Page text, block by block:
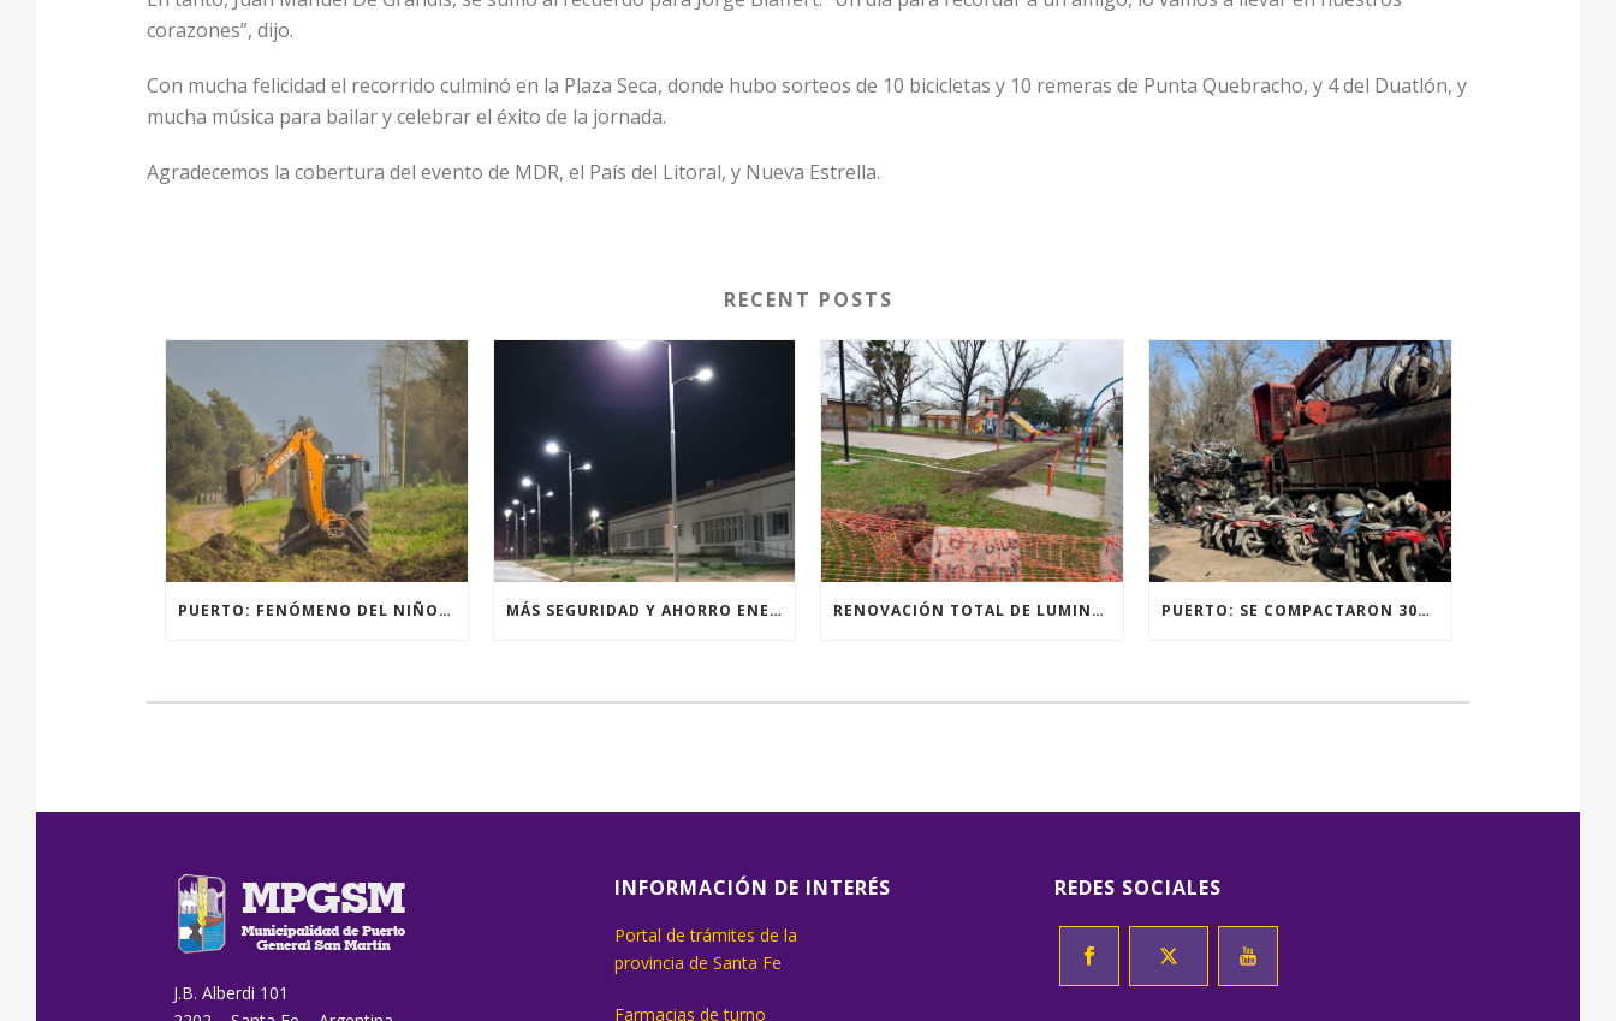
corazones”, dijo.
Con mucha felicidad el recorrido culminó en la Plaza Seca, donde hubo sorteos de 10 bicicletas y 10 remeras de Punta Quebracho, y 4 del Duatlón, y
mucha música para bailar y celebrar el éxito de la jornada.
Agradecemos la cobertura del evento de MDR, el País del Litoral, y Nueva Estrella.
RECENT POSTS
PUERTO: FENÓMENO DEL NIÑO, ACCIONES PREVENTIVAS Y OBRAS. MÁS SEGURIDAD Y AHORRO ENERGÉTICO RENOVACIÓN TOTAL DE LUMINARIAS EN LA PLAZA JOSÉ PEDRONI DE SAN SEBASTIÁN. PUERTO: SE COMPACTARON 300 MOTOVEHÍCULOS
J.B. Alberdi 101
INFORMACIÓN DE INTERÉS
Portal de trámites de la
provincia de Santa Fe
Farmacias de turno
REDES SOCIALES